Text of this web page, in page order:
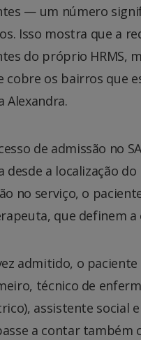
— um número
Isso mostra que a
do próprio HRMS,
cobre os bairros que
Alexandra.
de admissão no
desde a localização
no serviço, o
que definem a
admitido, o
técnico de
assistente social
a contar também